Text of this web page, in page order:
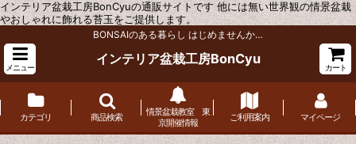
インテリア盆栽工房BonCyuの通販サイトです 他には無い世界観の情景盆栽
やおしゃれに飾れる苔玉をご提供します。
BONSAIのある暮らし はじめませんか…
メニュー
インテリア盆栽工房BonCyu
カート
カテゴリ 商品検索
情景盆栽教室 東
京開催情報
ご利用案内 マイページ